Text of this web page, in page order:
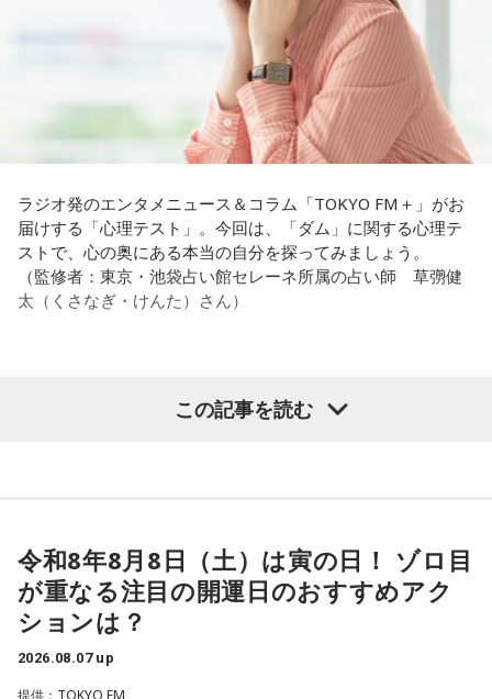
気な「キャー！」というのも、元気なときには「もう！」と
いうくらいで済むけれど、頭が痛いときはキツイもんね。そ
自分の体力、コンディション。「元気」の「気」は中がお米
（氣）だから、しっかり食べて、元気をつけていってくださ
い。それも、仕事のうちです。
パートナーの奥迫協子、パーソナリティの江原啓之
●江原啓之 今夜の格言
番組名：Dr.Recella presents 江原啓之 おと語り
1．こぼれてしまわないか……我慢しすぎ度90％
限界が気になったあなた。本音をギリギリまで溜め込んでい
ませんか。「嫌われるかも」という不安から、言葉を飲み込
み続けてきたのでは。でも、あなたが少し本音を見せても、
大切な人は離れていきません。小さな「イヤ」から、言葉に
してみましょう。
2．こんなに必要なのか……我慢しすぎ度45％
水の価値を気にしたあなた。裏を返せば、自分の意見に「言
うほどの価値があるのかな」と、自信を持てずにいるのかも
てみては。
4．どうやって放水しているのか……我慢しすぎ度20％
上手な出し方を気にしたあなた。本音を出そうという意識は
しっかり持っているので、我慢しすぎは少なめです。ただ、
ラジオ発のエンタメニュース＆コラム「TOKYO FM＋」がお
届けする「心理テスト」。今回は、「ダム」に関する心理テ
ストで、心の奥にある本当の自分を探ってみましょう。
（監修者：東京・池袋占い館セレーネ所属の占い師 草彅健
太（くさなぎ・けんた）さん）
山奥の大きなダムを見学しているあなた。
さて、あなたが気になったのはどんなことですか？
次の中から近いものを1つ選んでください。
1． 水がこぼれてしまうことはないのか
2． こんなに水は必要なのか
3． ひび割れなど壊れる心配はないか
4． どうやって放水しているのか
この記事を読む
令和8年8月8日（土）は寅の日！ ゾロ目
が重なる注目の開運日のおすすめアク
ションは？
2026.08.07 up
提供：TOKYO FM